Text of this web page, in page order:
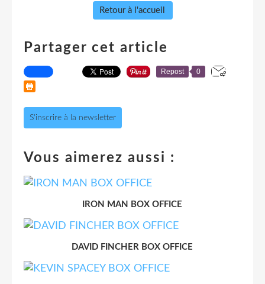
Retour à l'accueil
Partager cet article
Repost 0
S'inscrire à la newsletter
Vous aimerez aussi :
IRON MAN BOX OFFICE
DAVID FINCHER BOX OFFICE